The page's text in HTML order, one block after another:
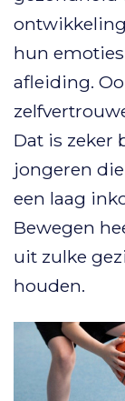
hun
afleiding.
Dat is zeker
jongeren
een laag
Bewegen
uit zulke
houden.